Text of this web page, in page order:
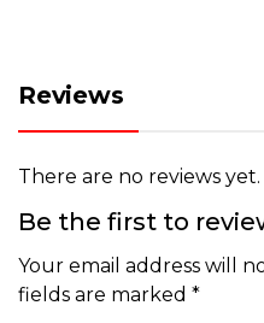
Reviews
There are no reviews yet.
Be the first to
Your email address will
fields are marked *